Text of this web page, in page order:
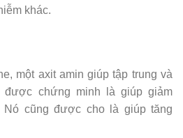
khác.
một axit amin giúp tập trung và
được chứng minh là giúp giảm
Nó cũng được cho là giúp tăng